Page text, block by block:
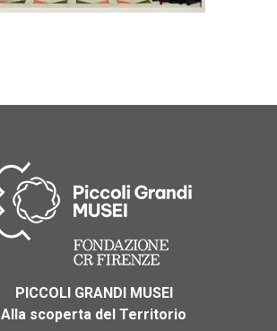
PICCOLI GRANDI MUSEI
Alla scoperta del Territorio